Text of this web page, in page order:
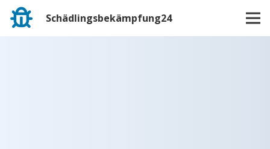
Schädlingsbekämpfung24